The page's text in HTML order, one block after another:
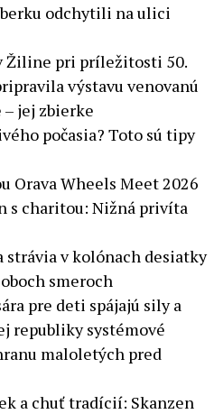
odchytili na ulici
Žiline pri príležitosti 50.
výstavu venovanú
jej zbierke
počasia? Toto sú tipy
Orava Wheels Meet 2026
s charitou: Nižná privíta
strávia v kolónach desiatky
smeroch
pre deti spájajú sily a
republiky systémové
maloletých pred
a chuť tradícií: Skanzen